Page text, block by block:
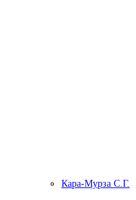
Кара-Мурза С.Г.